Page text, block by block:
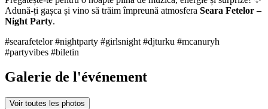
Adună-ți gașca și vino să trăim împreună atmosfera Seara Fetelor –
Night Party.
#searafetelor #nightparty #girlsnight #djturku #mcanuryh
#partyvibes #biletin
Galerie de l'événement
Voir toutes les photos